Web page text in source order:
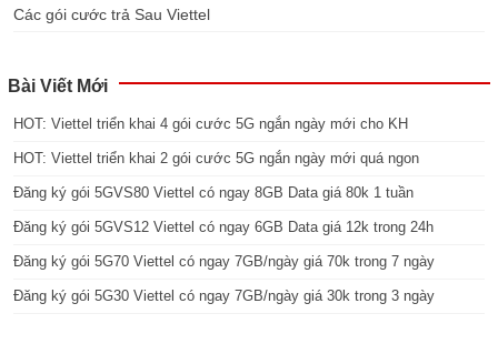
Các gói cước trả Sau Viettel
Bài Viết Mới
HOT: Viettel triển khai 4 gói cước 5G ngắn ngày mới cho KH
HOT: Viettel triển khai 2 gói cước 5G ngắn ngày mới quá ngon
Đăng ký gói 5GVS80 Viettel có ngay 8GB Data giá 80k 1 tuần
Đăng ký gói 5GVS12 Viettel có ngay 6GB Data giá 12k trong 24h
Đăng ký gói 5G70 Viettel có ngay 7GB/ngày giá 70k trong 7 ngày
Đăng ký gói 5G30 Viettel có ngay 7GB/ngày giá 30k trong 3 ngày